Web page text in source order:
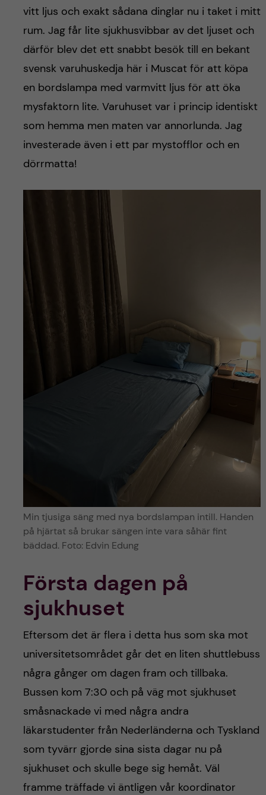
vitt ljus och exakt sådana dinglar nu i taket i mitt
rum. Jag får lite sjukhusvibbar av det ljuset och
därför blev det ett snabbt besök till en bekant
svensk varuhuskedja här i Muscat för att köpa
en bordslampa med varmvitt ljus för att öka
mysfaktorn lite. Varuhuset var i princip identiskt
som hemma men maten var annorlunda. Jag
investerade även i ett par mystofflor och en
dörrmatta!
Min tjusiga säng med nya bordslampan intill. Handen
på hjärtat så brukar sängen inte vara såhär fint
bäddad. Foto: Edvin Edung
Första dagen på
sjukhuset
Eftersom det är flera i detta hus som ska mot
universitetsområdet går det en liten shuttlebuss
några gånger om dagen fram och tillbaka.
Bussen kom 7:30 och på väg mot sjukhuset
småsnackade vi med några andra
läkarstudenter från Nederländerna och Tyskland
som tyvärr gjorde sina sista dagar nu på
sjukhuset och skulle bege sig hemåt. Väl
framme träffade vi äntligen vår koordinator